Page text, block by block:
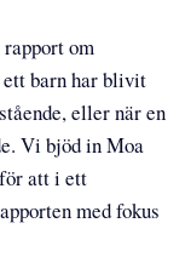
om
barn har blivit
eller när en
Vi bjöd in Moa
att i ett
med fokus